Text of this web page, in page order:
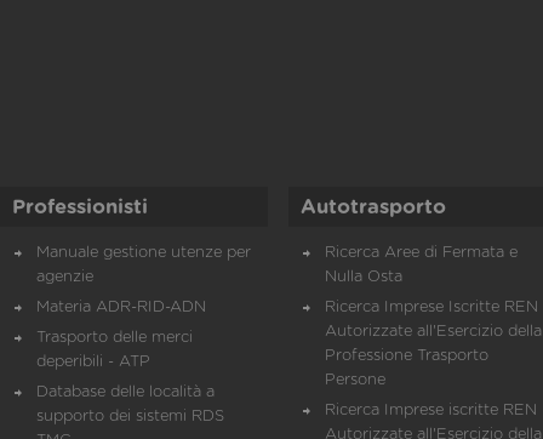
Professionisti
Manuale gestione utenze per
agenzie
Materia ADR-RID-ADN
Trasporto delle merci
deperibili - ATP
Database delle località a
supporto dei sistemi RDS
Autotrasporto
Ricerca Aree di Fermata e
Nulla Osta
Ricerca Imprese Iscritte REN
Autorizzate all'Esercizio della
Professione Trasporto
Persone
Ricerca Imprese iscritte REN
Autorizzate all'Esercizio della